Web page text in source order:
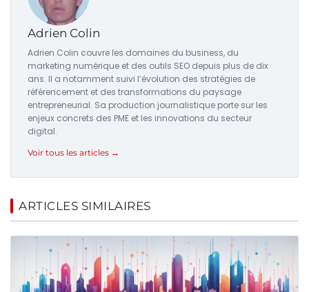
Adrien Colin
Adrien Colin couvre les domaines du business, du
marketing numérique et des outils SEO depuis plus de dix
ans. Il a notamment suivi l’évolution des stratégies de
référencement et des transformations du paysage
entrepreneurial. Sa production journalistique porte sur les
enjeux concrets des PME et les innovations du secteur
digital.
Voir tous les articles →
ARTICLES SIMILAIRES